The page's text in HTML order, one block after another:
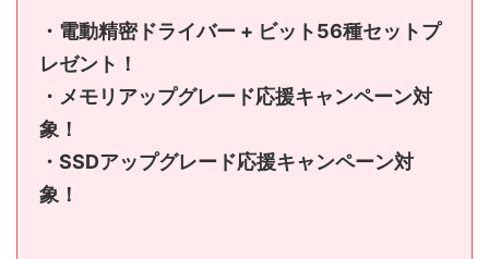
・電動精密ドライバー + ビット56種セットプ
レゼント！
・メモリアップグレード応援キャンペーン対
象！
・SSDアップグレード応援キャンペーン対
象！